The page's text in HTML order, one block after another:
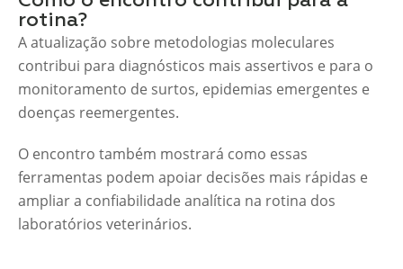
rotina?
A atualização sobre metodologias moleculares
contribui para diagnósticos mais assertivos e para o
monitoramento de surtos, epidemias emergentes e
doenças reemergentes.
O encontro também mostrará como essas
ferramentas podem apoiar decisões mais rápidas e
ampliar a confiabilidade analítica na rotina dos
laboratórios veterinários.